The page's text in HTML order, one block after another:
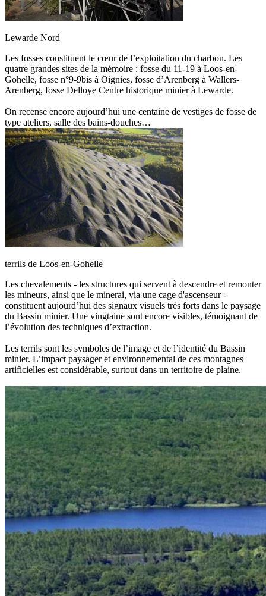
Lewarde Nord
Les fosses constituent le cœur de l’exploitation du charbon. Les
quatre grandes sites de la mémoire : fosse du 11-19 à Loos-en-
Gohelle, fosse n°9-9bis à Oignies, fosse d’Arenberg à Wallers-
Arenberg, fosse Delloye Centre historique minier à Lewarde.
On recense encore aujourd’hui une centaine de vestiges de fosse de
type ateliers, salle des bains-douches…
terrils de Loos-en-Gohelle
Les chevalements - les structures qui servent à descendre et remonter
les mineurs, ainsi que le minerai, via une cage d'ascenseur -
constituent aujourd’hui des signaux visuels très forts dans le paysage
du Bassin minier. Une vingtaine sont encore visibles, témoignant de
l’évolution des techniques d’extraction.
Les terrils sont les symboles de l’image et de l’identité du Bassin
minier. L’impact paysager et environnemental de ces montagnes
artificielles est considérable, surtout dans un territoire de plaine.